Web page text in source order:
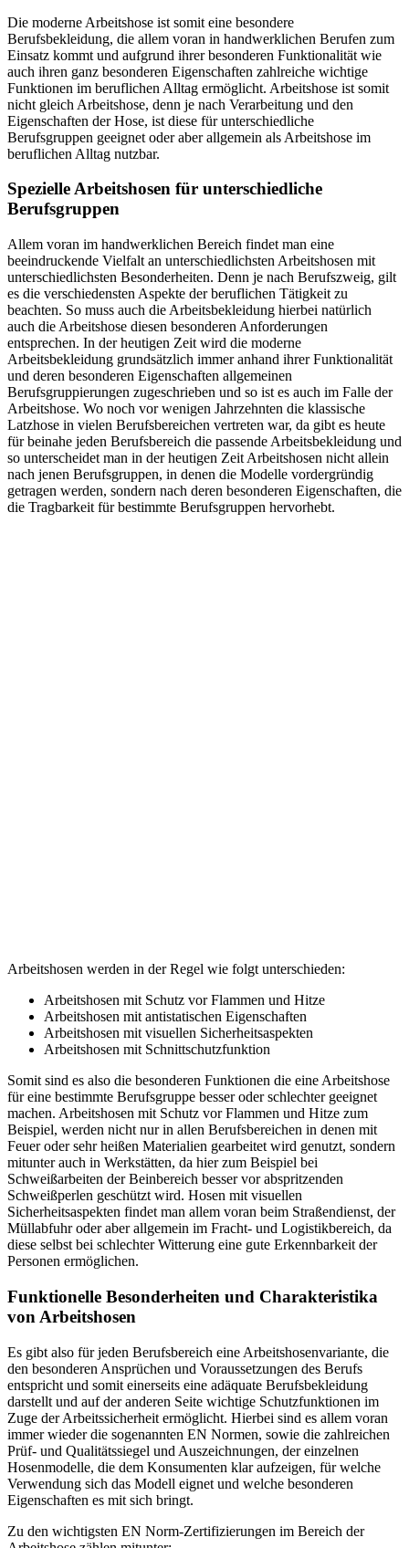
Die moderne Arbeitshose ist somit eine besondere
Berufsbekleidung, die allem voran in handwerklichen Berufen zum
Einsatz kommt und aufgrund ihrer besonderen Funktionalität wie
auch ihren ganz besonderen Eigenschaften zahlreiche wichtige
Funktionen im beruflichen Alltag ermöglicht. Arbeitshose ist somit
nicht gleich Arbeitshose, denn je nach Verarbeitung und den
Eigenschaften der Hose, ist diese für unterschiedliche
Berufsgruppen geeignet oder aber allgemein als Arbeitshose im
beruflichen Alltag nutzbar.
Spezielle Arbeitshosen für unterschiedliche
Berufsgruppen
Allem voran im handwerklichen Bereich findet man eine
beeindruckende Vielfalt an unterschiedlichsten Arbeitshosen mit
unterschiedlichsten Besonderheiten. Denn je nach Berufszweig, gilt
es die verschiedensten Aspekte der beruflichen Tätigkeit zu
beachten. So muss auch die Arbeitsbekleidung hierbei natürlich
auch die Arbeitshose diesen besonderen Anforderungen
entsprechen. In der heutigen Zeit wird die moderne
Arbeitsbekleidung grundsätzlich immer anhand ihrer Funktionalität
und deren besonderen Eigenschaften allgemeinen
Berufsgruppierungen zugeschrieben und so ist es auch im Falle der
Arbeitshose. Wo noch vor wenigen Jahrzehnten die klassische
Latzhose in vielen Berufsbereichen vertreten war, da gibt es heute
für beinahe jeden Berufsbereich die passende Arbeitsbekleidung und
so unterscheidet man in der heutigen Zeit Arbeitshosen nicht allein
nach jenen Berufsgruppen, in denen die Modelle vordergründig
getragen werden, sondern nach deren besonderen Eigenschaften, die
die Tragbarkeit für bestimmte Berufsgruppen hervorhebt.
Arbeitshosen werden in der Regel wie folgt unterschieden:
Arbeitshosen mit Schutz vor Flammen und Hitze
Arbeitshosen mit antistatischen Eigenschaften
Arbeitshosen mit visuellen Sicherheitsaspekten
Arbeitshosen mit Schnittschutzfunktion
Somit sind es also die besonderen Funktionen die eine Arbeitshose
für eine bestimmte Berufsgruppe besser oder schlechter geeignet
machen. Arbeitshosen mit Schutz vor Flammen und Hitze zum
Beispiel, werden nicht nur in allen Berufsbereichen in denen mit
Feuer oder sehr heißen Materialien gearbeitet wird genutzt, sondern
mitunter auch in Werkstätten, da hier zum Beispiel bei
Schweißarbeiten der Beinbereich besser vor abspritzenden
Schweißperlen geschützt wird. Hosen mit visuellen
Sicherheitsaspekten findet man allem voran beim Straßendienst, der
Müllabfuhr oder aber allgemein im Fracht- und Logistikbereich, da
diese selbst bei schlechter Witterung eine gute Erkennbarkeit der
Personen ermöglichen.
Funktionelle Besonderheiten und Charakteristika
von Arbeitshosen
Es gibt also für jeden Berufsbereich eine Arbeitshosenvariante, die
den besonderen Ansprüchen und Voraussetzungen des Berufs
entspricht und somit einerseits eine adäquate Berufsbekleidung
darstellt und auf der anderen Seite wichtige Schutzfunktionen im
Zuge der Arbeitssicherheit ermöglicht. Hierbei sind es allem voran
immer wieder die sogenannten EN Normen, sowie die zahlreichen
Prüf- und Qualitätssiegel und Auszeichnungen, der einzelnen
Hosenmodelle, die dem Konsumenten klar aufzeigen, für welche
Verwendung sich das Modell eignet und welche besonderen
Eigenschaften es mit sich bringt.
Zu den wichtigsten EN Norm-Zertifizierungen im Bereich der